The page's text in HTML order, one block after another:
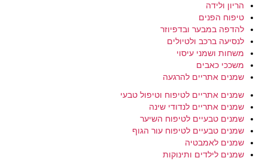
הריון ולידה
טיפוח הפנים
להדפה במבער ובדפיוזר
לנסיעה ברכב ולטיולים
משחות ושמני עיסוי
משככי כאבים
שמנים אתריים להרגעה
שמנים אתריים לטיפוח וטיפול טבעי
שמנים אתריים לנדודי שינה
שמנים טבעיים לטיפוח השיער
שמנים טבעיים לטיפוח עור הגוף
שמנים לאמבטיה
שמנים לילדים ותינוקות